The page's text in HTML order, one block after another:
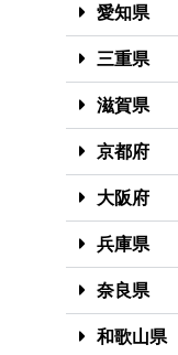
愛知県
三重県
滋賀県
京都府
大阪府
兵庫県
奈良県
和歌山県